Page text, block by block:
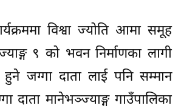
विश्वा ज्योति आमा समूह
९ को भवन निर्माणका लागी
हुने जग्गा दाता लाई पनि सम्मान
दाता मानेभञ्ज्याङ्ग गाउँपालिका